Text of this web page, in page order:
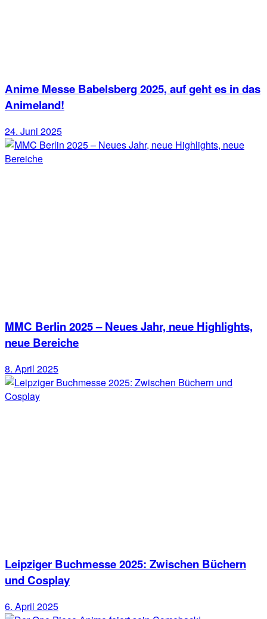
Anime Messe Babelsberg 2025, auf geht es in das
Animeland!
24. Juni 2025
MMC Berlin 2025 – Neues Jahr, neue Highlights,
neue Bereiche
8. April 2025
Leipziger Buchmesse 2025: Zwischen Büchern
und Cosplay
6. April 2025